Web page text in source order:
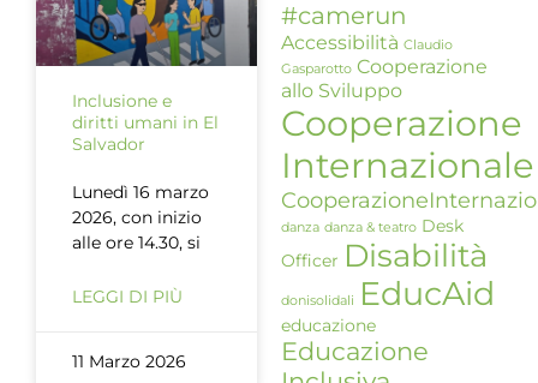
Inclusione e
diritti umani in El
Salvador
Lunedì 16 marzo
2026, con inizio
alle ore 14.30, si
LEGGI DI PIÙ
11 Marzo 2026
#camerun
Accessibilità Claudio
Gasparotto Cooperazione
allo Sviluppo
Cooperazione
Internazionale
danza danza & teatro Desk
Officer Disabilità
donisolidali EducAid
educazione
Educazione